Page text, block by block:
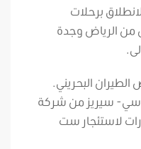
برحلات
من الرياض وجدة
البحريني.
من طراز سي- سيريز من شركة
لاستئجار ست